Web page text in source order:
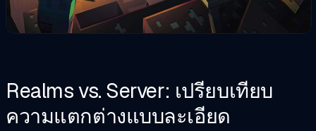
Realms vs. Server: เปรียบเทียบ
ความแตกต่างแบบละเอียด